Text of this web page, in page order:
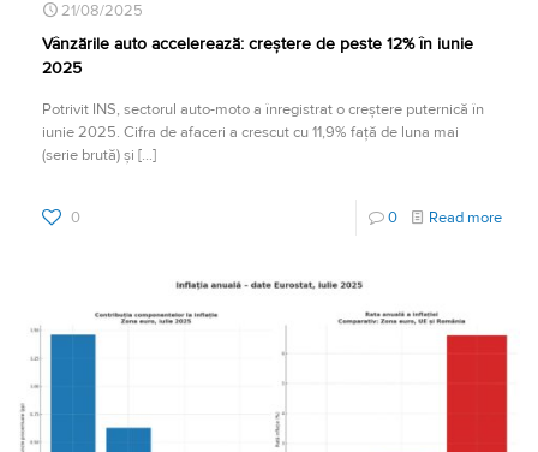
21/08/2025
Vânzările auto accelerează: creștere de peste 12% în iunie
2025
Potrivit INS, sectorul auto-moto a înregistrat o creștere puternică în
iunie 2025. Cifra de afaceri a crescut cu 11,9% față de luna mai
(serie brută) și […]
0 0 Read more